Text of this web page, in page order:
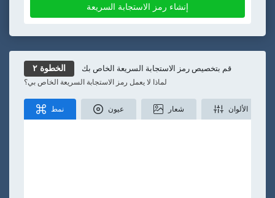
Facebook يوتيوب Instagram
تيك توك تويتر الموقع النص رسالة قصيرة
إنشاء رمز الاستجابة السريعة
الخطوة ٢ قم بتخصيص رمز الاستجابة السريعة الخاص بك
لماذا لا يعمل رمز الاستجابة السريعة الخاص بي؟
نمط عيون شعار الألوان